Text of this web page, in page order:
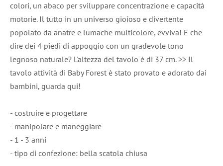
colori, un abaco per sviluppare concentrazione e capacità
motorie. Il tutto in un universo gioioso e divertente
popolato da anatre e lumache multicolore, evviva! E che
dire dei 4 piedi di appoggio con un gradevole tono
legnoso naturale? L'altezza del tavolo è di 37 cm. >> Il
tavolo attività di Baby Forest è stato provato e adorato dai
bambini, guarda qui!
- costruire e progettare
- manipolare e maneggiare
- 1 - 3 anni
- tipo di confezione: bella scatola chiusa